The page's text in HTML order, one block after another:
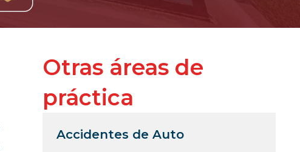
Otras áreas de
práctica
Accidentes de Auto